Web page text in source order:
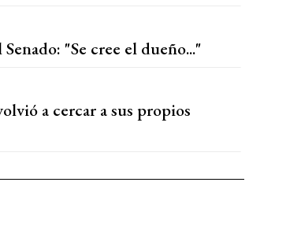
"Se cree el dueño..."
a cercar a sus propios